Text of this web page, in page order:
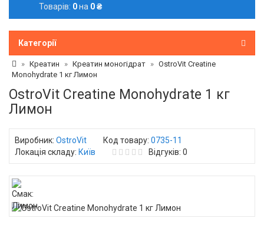
Товарів: 0на 0 ₴
Категорії
Креатин Креатин моногідрат
OstroVit Creatine
Monohydrate 1 кг Лимон
OstroVit Creatine Monohydrate 1 кг
Лимон
Виробник: OstroVit Код товару: 0735-11
Локація складу: Київ Відгуків: 0